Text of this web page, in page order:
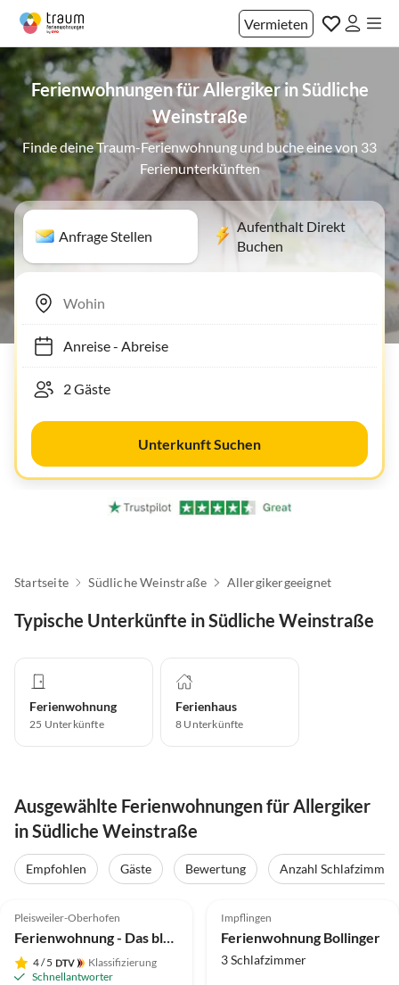
Vermieten
Ferienwohnungen für Allergiker in Südliche
Weinstraße
Finde deine Traum-Ferienwohnung und buche eine von 33
Ferienunterkünften
Anfrage Stellen
Aufenthalt Direkt
Buchen
Anreise- Abreise
Unterkunft Suchen
Startseite Südliche Weinstraße Allergikergeeignet
Typische Unterkünfte in Südliche Weinstraße
Ferienwohnung
25 Unterkünfte
Ferienhaus
8 Unterkünfte
Ausgewählte Ferienwohnungen für Allergiker
in Südliche Weinstraße
Empfohlen Gäste Bewertung Anzahl Schlafzimmer
Top-Inserat
Pleisweiler-Oberhofen
Ferienwohnung - Das blaue Haus
4/ 5
Klassifizierung
Schnellantworter
Impflingen
Ferienwohnung Bollinger
3 Schlafzimmer